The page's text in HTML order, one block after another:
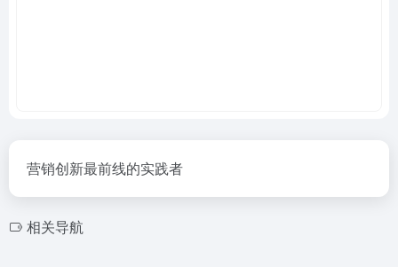
营销创新最前线的实践者
相关导航